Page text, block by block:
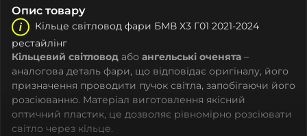
Опис товару
Кільце світловод фари БМВ Х3 Г01 2021-2024
рестайлінг
Кільцевий світловод або ангельські оченята –
аналогова деталь фари, що відповідає оригіналу, його
призначення проводити пучок світла, запобігаючи його
розсіюванню. Матеріал виготовлення якісний
оптичний пластик, це дозволяє рівномірно розсіювати
світло через кільце.